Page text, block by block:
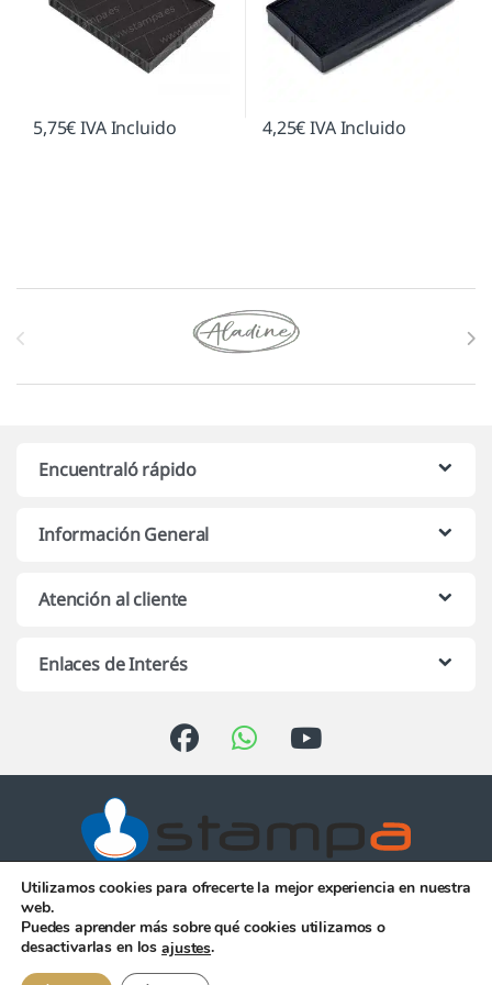
5,75€IVA Incluido 4,25€IVA Incluido
Marcas De Carrusel
Encuentraló rápido
Información General
Atención al cliente
Enlaces de Interés
Atención telefónica de 10:00 h.
a 13:00 h. de Lunes a Viernes
956 344 058
Utilizamos cookies para ofrecerte la mejor experiencia en nuestra
web.
Puedes aprender más sobre qué cookies utilizamos o
desactivarlas en losajustes.